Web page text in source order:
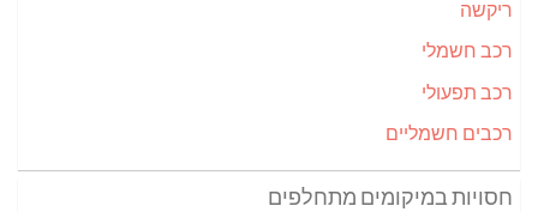
ריקשה
רכב חשמלי
רכב תפעולי
רכבים חשמליים
חסויות במיקומים מתחלפים